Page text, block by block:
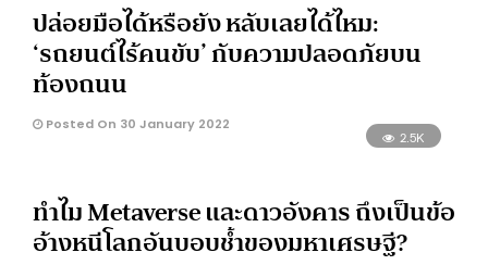
ปล่อยมือได้หรือยัง หลับเลยได้ไหม:
‘รถยนต์ไร้คนขับ’ กับความปลอดภัยบน
ท้องถนน
Posted On 30 January 2022
2.5K
ทำไม Metaverse และดาวอังคาร ถึงเป็นข้อ
อ้างหนีโลกอันบอบช้ำของมหาเศรษฐี?